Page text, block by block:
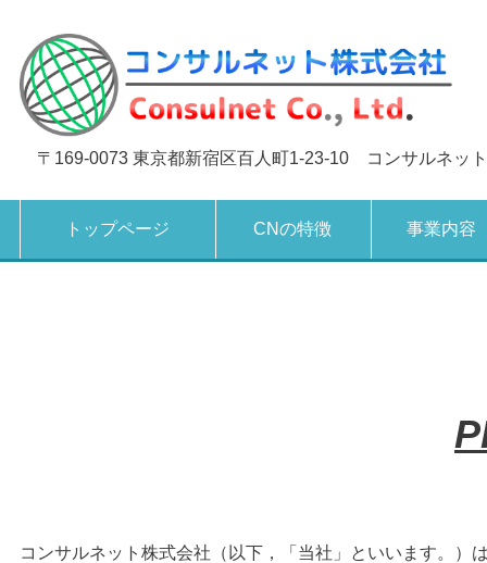
〒169-0073 東京都新宿区百人町1-23-10 コンサルネッ
トップページ CNの特徴 事業内容
コンサルネット株式会社（以下，「当社」といいます。）